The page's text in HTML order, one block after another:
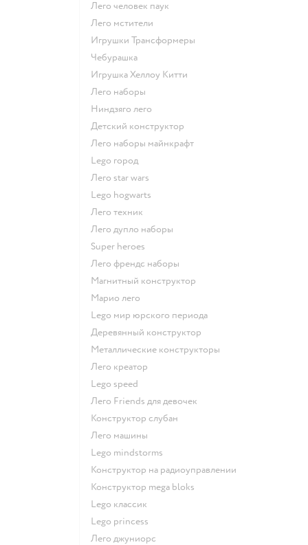
Лего человек паук
Лего мстители
Игрушки Трансформеры
Чебурашка
Игрушка Хеллоу Китти
Лего наборы
Ниндзяго лего
Детский конструктор
Лего наборы майнкрафт
Lego город
Лего star wars
Lego hogwarts
Лего техник
Лего дупло наборы
Super heroes
Лего френдс наборы
Магнитный конструктор
Марио лего
Lego мир юрского периода
Деревянный конструктор
Металлические конструкторы
Лего креатор
Lego speed
Лего Friends для девочек
Конструктор слубан
Лего машины
Lego mindstorms
Конструктор на радиоуправлении
Конструктор mega bloks
Lego классик
Lego princess
Лего джуниорс